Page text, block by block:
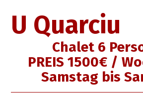
U Quarciu
Chalet 6
PREIS 1500€ /
Samstag bis